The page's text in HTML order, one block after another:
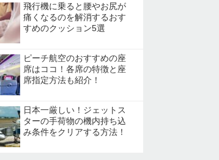
飛行機に乗ると腰やお尻が
痛くなるのを解消するおす
すめのクッション5選
ピーチ航空のおすすめの座
席はココ！各席の特徴と座
席指定方法も紹介！
日本一厳しい！ジェットス
ターの手荷物の機内持ち込
み条件をクリアする方法！